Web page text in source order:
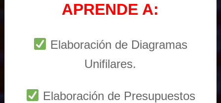
APRENDE A:
Elaboración de Diagramas
Unifilares.
Elaboración de Presupuestos